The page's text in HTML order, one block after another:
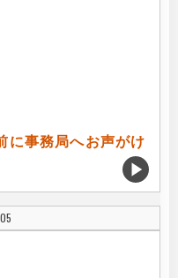
に事務局へお声がけ